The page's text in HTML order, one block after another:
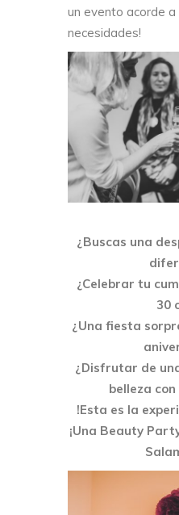
un evento acorde
necesidades!
¿Buscas una
¿Celebrar tu
30
¿Una fiesta
¿Disfrutar de
belleza
!Esta es la
¡Una Beauty